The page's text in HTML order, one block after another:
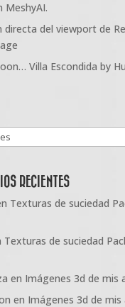
MeshyAI.
directa del viewport de
Villa Escondida by
RECIENTES
Texturas de suciedad
Texturas de suciedad
en Imágenes 3d de mis
en Imágenes 3d de mis